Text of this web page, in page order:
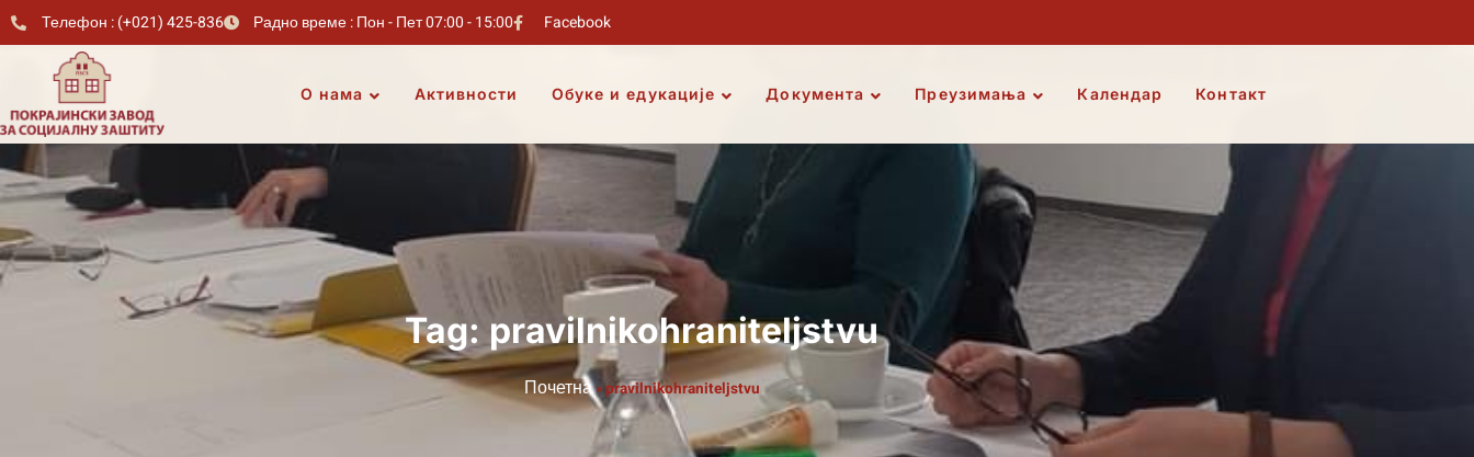
Телефон : (+021) 425-836 Радно време : Пон - Пет 07:00 - 15:00 Facebook
О нама Активности Обуке и едукације Документа Преузимања Календар Контакт
Tag: pravilnikohraniteljstvu
Почетна»pravilnikohraniteljstvu